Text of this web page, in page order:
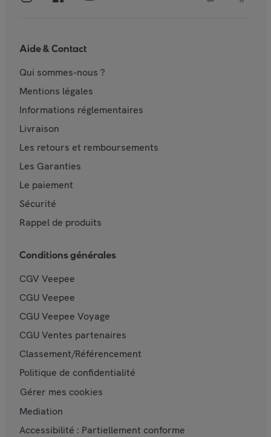
Aide & Contact
Qui sommes-nous ?
Mentions légales
Informations réglementaires
Livraison
Les retours et remboursements
Les Garanties
Le paiement
Sécurité
Rappel de produits
Conditions générales
CGV Veepee
CGU Veepee
CGU Veepee Voyage
CGU Ventes partenaires
Classement/Référencement
Politique de confidentialité
Gérer mes cookies
Mediation
Accessibilité : Partiellement conforme